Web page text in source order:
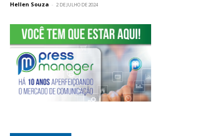
Hellen Souza - 2 DE JULHO DE 2024